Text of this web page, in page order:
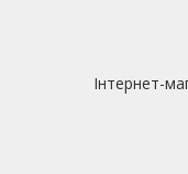
Інтернет-